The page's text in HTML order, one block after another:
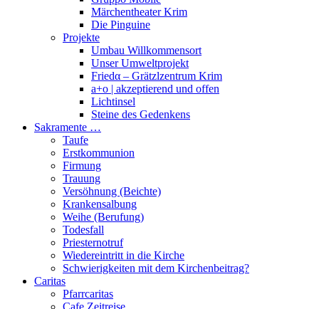
Märchentheater Krim
Die Pinguine
Projekte
Umbau Willkommensort
Unser Umweltprojekt
Friedα – Grätzlzentrum Krim
a+o | akzeptierend und offen
Lichtinsel
Steine des Gedenkens
Sakramente …
Taufe
Erstkommunion
Firmung
Trauung
Versöhnung (Beichte)
Krankensalbung
Weihe (Berufung)
Todesfall
Priesternotruf
Wiedereintritt in die Kirche
Schwierigkeiten mit dem Kirchenbeitrag?
Caritas
Pfarrcaritas
Cafe Zeitreise